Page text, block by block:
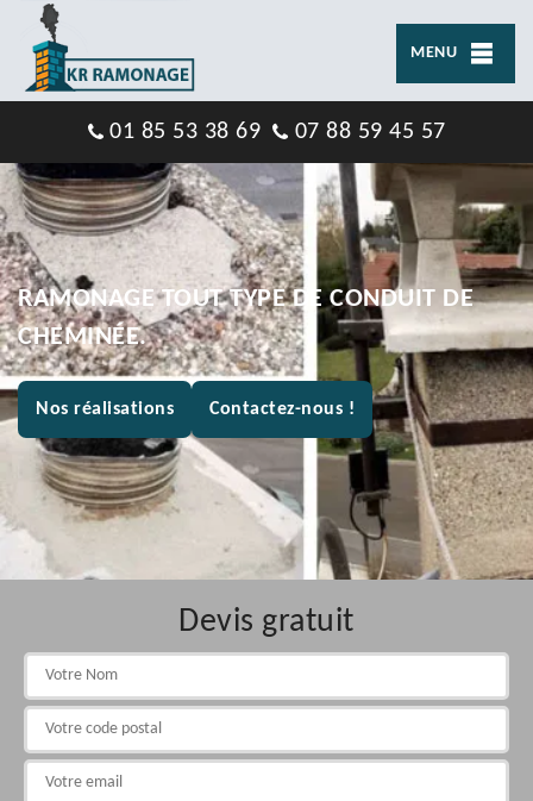
MENU
01 85 53 38 69 07 88 59 45 57
RAMONAGE TOUT TYPE DE CONDUIT DE
CHEMINÉE.
Nos réalisations Contactez-nous !
Devis gratuit